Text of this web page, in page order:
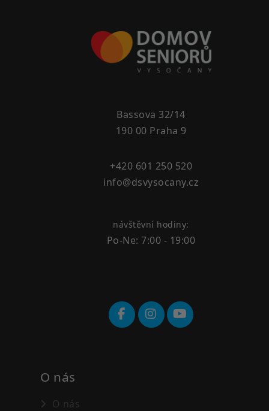
Bassova 32/14
190 00 Praha 9
+420 601 250 520
info@dsvysocany.cz
návštěvní hodiny:
Po-Ne: 7:00 - 19:00
O nás
O nás